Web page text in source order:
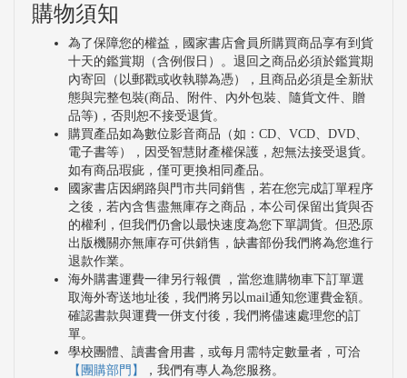
購物須知
為了保障您的權益，國家書店會員所購買商品享有到貨
十天的鑑賞期（含例假日）。退回之商品必須於鑑賞期
內寄回（以郵戳或收執聯為憑），且商品必須是全新狀
態與完整包裝(商品、附件、內外包裝、隨貨文件、贈
品等)，否則恕不接受退貨。
購買產品如為數位影音商品（如：CD、VCD、DVD、
電子書等），因受智慧財產權保護，恕無法接受退貨。
如有商品瑕疵，僅可更換相同產品。
國家書店因網路與門市共同銷售，若在您完成訂單程序
之後，若內含售盡無庫存之商品，本公司保留出貨與否
的權利，但我們仍會以最快速度為您下單調貨。但恐原
出版機關亦無庫存可供銷售，缺書部份我們將為您進行
退款作業。
海外購書運費一律另行報價 ，當您進購物車下訂單選
取海外寄送地址後，我們將另以mail通知您運費金額。
確認書款與運費一併支付後，我們將儘速處理您的訂
單。
學校團體、讀書會用書，或每月需特定數量者，可洽
【團購部門】
，我們有專人為您服務。